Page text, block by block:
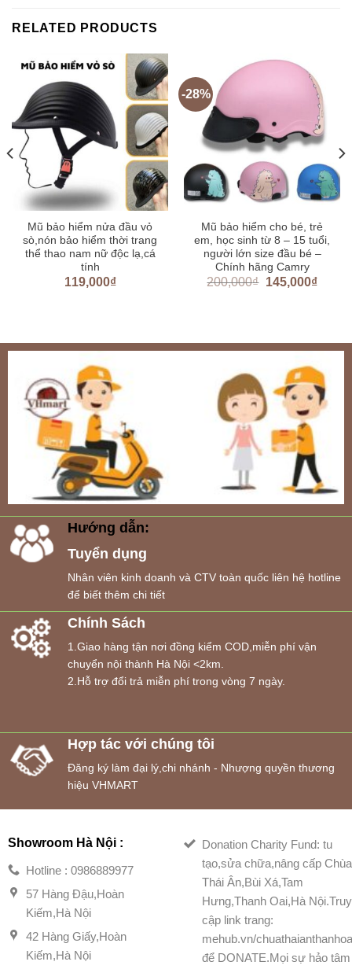
RELATED PRODUCTS
Mũ bảo hiểm nửa đầu vỏ
sò,nón bảo hiểm thời trang
thể thao nam nữ độc lạ,cá
tính
119,000₫
-28%
Mũ bảo hiểm cho bé, trẻ
em, học sinh từ 8 – 15 tuổi,
người lớn size đầu bé –
Chính hãng Camry
200,000₫ 145,000₫
Hướng dẫn:
Tuyển dụng
Nhân viên kinh doanh và CTV toàn quốc liên hệ hotline
để biết thêm chi tiết
Chính Sách
1.Giao hàng tận nơi đồng kiểm COD,miễn phí vận
chuyển nội thành Hà Nội <2km.
2.Hỗ trợ đổi trả miễn phí trong vòng 7 ngày.
Hợp tác với chúng tôi
Đăng ký làm đại lý,chi nhánh - Nhượng quyền thương
hiệu VHMART
Showroom Hà Nội :
Hotline : 0986889977
57 Hàng Đậu,Hoàn
Kiếm,Hà Nội
42 Hàng Giấy,Hoàn
Kiếm,Hà Nội
Donation Charity Fund: tu
tạo,sửa chữa,nâng cấp Chùa
Thái Ân,Bùi Xá,Tam
Hưng,Thanh Oai,Hà Nội.Truy
cập link trang:
mehub.vn/
để DONATE.Mọi sự hảo tâm